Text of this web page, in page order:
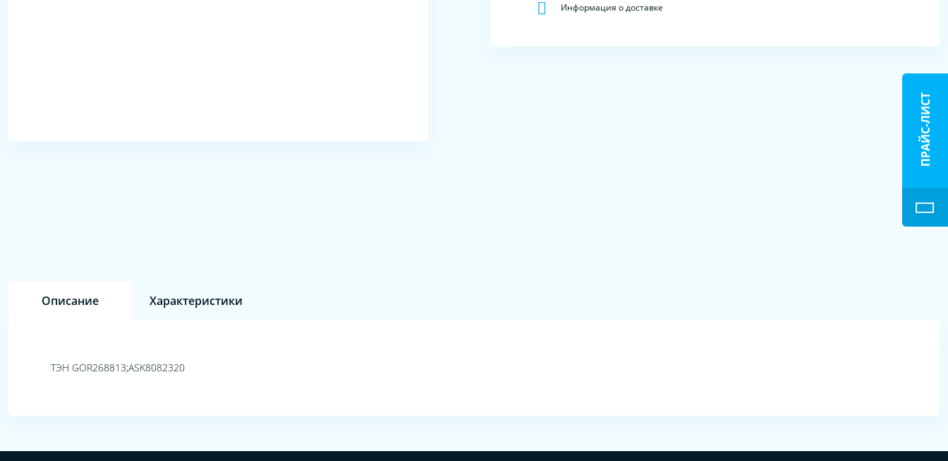
Информация о доставке
Описание Характеристики
ТЭН GOR268813;ASK8082320
ПРАЙС-ЛИСТ